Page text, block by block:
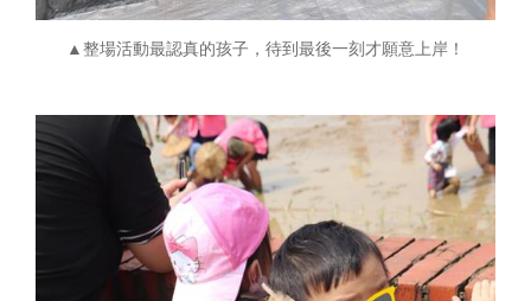
▲整場活動最認真的孩子，待到最後一刻才願意上岸！